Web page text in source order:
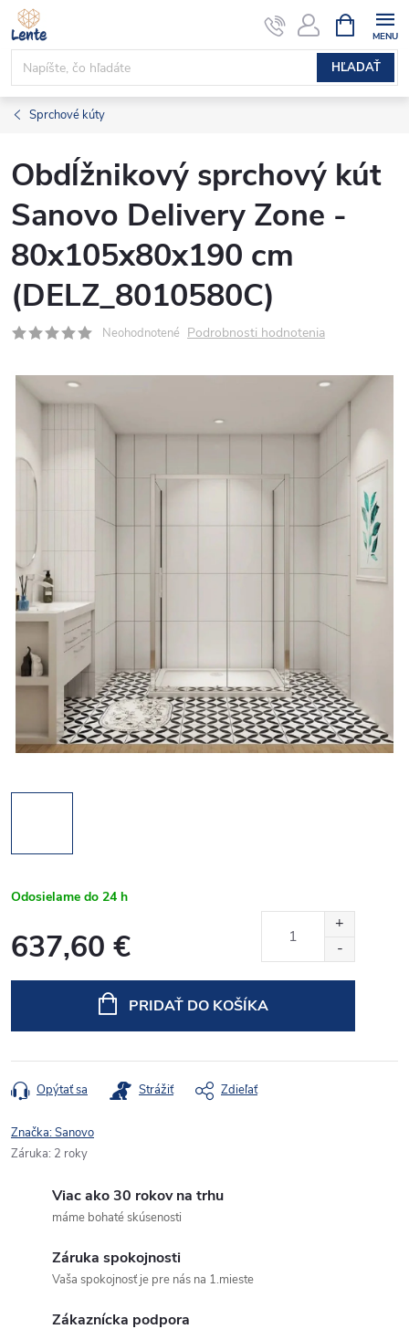
Prejsť
na
obsah
HĽADAŤ
KOŠÍK
Sprchové kúty
Obdĺžnikový sprchový kút
Sanovo Delivery Zone -
80x105x80x190 cm
(DELZ_8010580C)
Neohodnotené Podrobnosti hodnotenia
Odosielame do 24 h
637,60 €
PRIDAŤ DO KOŠÍKA
Opýtať sa Strážiť Zdieľať
Značka:Sanovo
Záruka: 2 roky
Viac ako 30 rokov na trhu
máme bohaté skúsenosti
Záruka spokojnosti
Vaša spokojnosť je pre nás na 1.mieste
Zákaznícka podpora